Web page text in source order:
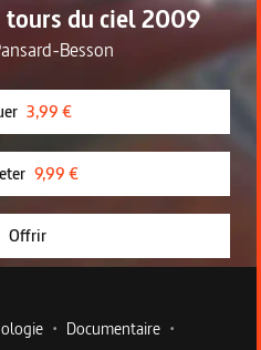
tours du ciel 2009
Besson
3,99 €
9,99 €
Offrir
• Documentaire •